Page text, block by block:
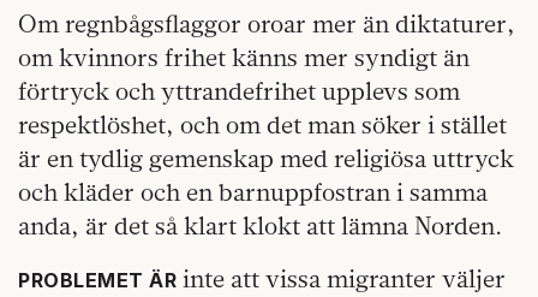
Om regnbågsflaggor oroar mer än diktaturer,
om kvinnors frihet känns mer syndigt än
förtryck och yttrandefrihet upplevs som
respektlöshet, och om det man söker i stället
är en tydlig gemenskap med religiösa uttryck
och kläder och en barnuppfostran i samma
anda, är det så klart klokt att lämna Norden.
PROBLEMET ÄR inte att vissa migranter väljer